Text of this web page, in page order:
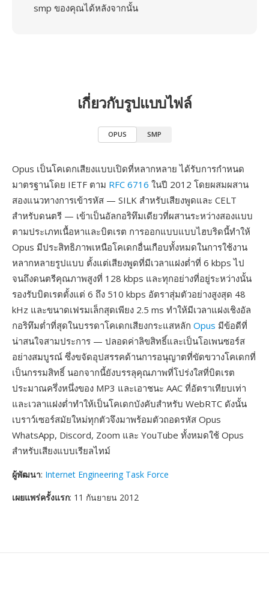
smp ของคุณได้หลังจากนั้น
เกี่ยวกับรูปแบบไฟล์
OPUS SMP
Opus เป็นโคเดกเสียงแบบเปิดที่หลากหลาย ได้รับการกำหนด
มาตรฐานโดย IETF ตาม RFC 6716 ในปี 2012 โดยผสมผสาน
สองแนวทางการเข้ารหัส — SILK สำหรับเสียงพูดและ CELT
สำหรับดนตรี — เข้าเป็นอัลกอริทึมเดียวที่ผสานระหว่างสองแบบ
ตามประเภทเนื้อหาและบิตเรต การออกแบบแบบไฮบริดนี้ทำให้
Opus มีประสิทธิภาพเหนือโคเดกอื่นเกือบทั้งหมดในการใช้งาน
หลากหลายรูปแบบ ตั้งแต่เสียงพูดที่มีเวลาแฝงต่ำที่ 6 kbps ไป
จนถึงดนตรีคุณภาพสูงที่ 128 kbps และทุกอย่างที่อยู่ระหว่างนั้น
รองรับบิตเรตตั้งแต่ 6 ถึง 510 kbps อัตราสุ่มตัวอย่างสูงสุด 48
kHz และขนาดเฟรมเล็กสุดเพียง 2.5 ms ทำให้มีเวลาแฝงเชิงอัล
กอริทึมต่ำที่สุดในบรรดาโคเดกเสียงกระแสหลัก Opus มีข้อดีที่
น่าสนใจสามประการ — ปลอดค่าลิขสิทธิ์และเป็นโอเพนซอร์ส
อย่างสมบูรณ์ ซึ่งขจัดอุปสรรคด้านการอนุญาตที่ขัดขวางโคเดกที่
เป็นกรรมสิทธิ์ นอกจากนี้ยังบรรลุคุณภาพที่โปร่งใสที่บิตเรต
ประมาณครึ่งหนึ่งของ MP3 และเอาชนะ AAC ที่อัตราเทียบเท่า
และเวลาแฝงต่ำทำให้เป็นโคเดกบังคับสำหรับ WebRTC ดังนั้น
เบราว์เซอร์สมัยใหม่ทุกตัวจึงมาพร้อมตัวถอดรหัส Opus
WhatsApp, Discord, Zoom และ YouTube ทั้งหมดใช้ Opus
สำหรับเสียงแบบเรียลไทม์
ผู้พัฒนา: Internet Engineering Task Force
เผยแพร่ครั้งแรก: 11 กันยายน 2012